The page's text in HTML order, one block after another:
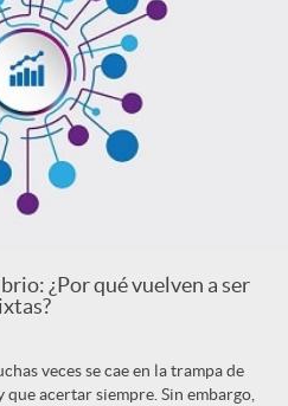
¿Por qué vuelven a ser
veces se cae en la trampa de
acertar siempre. Sin embargo,